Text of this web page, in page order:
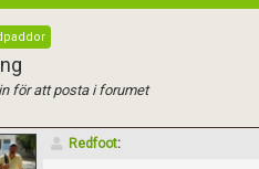
för att posta i forumet
Redfoot: